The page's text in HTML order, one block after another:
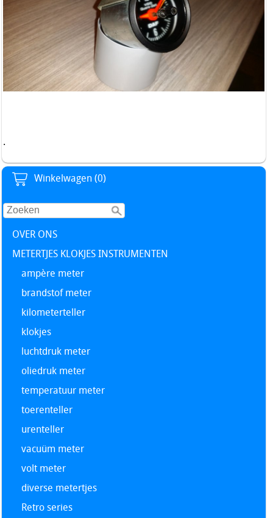
Winkelwagen (0)
OVER ONS
METERTJES KLOKJES INSTRUMENTEN
ampère meter
brandstof meter
kilometerteller
klokjes
luchtdruk meter
oliedruk meter
temperatuur meter
toerenteller
urenteller
vacuüm meter
volt meter
diverse metertjes
Retro series
.